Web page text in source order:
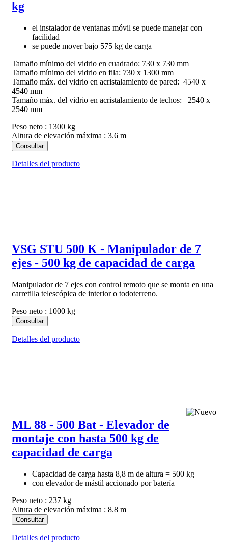
kg
el instalador de ventanas móvil se puede manejar con
facilidad
se puede mover bajo 575 kg de carga
Tamaño mínimo del vidrio en cuadrado: 730 x 730 mm
Tamaño mínimo del vidrio en fila: 730 x 1300 mm
Tamaño máx. del vidrio en acristalamiento de pared: 4540 x
4540 mm
Tamaño máx. del vidrio en acristalamiento de techos: 2540 x
2540 mm
Peso neto : 1300 kg
Altura de elevación máxima : 3.6 m
Consultar
Detalles del producto
VSG STU 500 K - Manipulador de 7
ejes - 500 kg de capacidad de carga
Manipulador de 7 ejes con control remoto que se monta en una
carretilla telescópica de interior o todoterreno.
Peso neto : 1000 kg
Consultar
Detalles del producto
ML 88 - 500 Bat - Elevador de
montaje con hasta 500 kg de
capacidad de carga
Capacidad de carga hasta 8,8 m de altura = 500 kg
con elevador de mástil accionado por batería
Peso neto : 237 kg
Altura de elevación máxima : 8.8 m
Consultar
Detalles del producto